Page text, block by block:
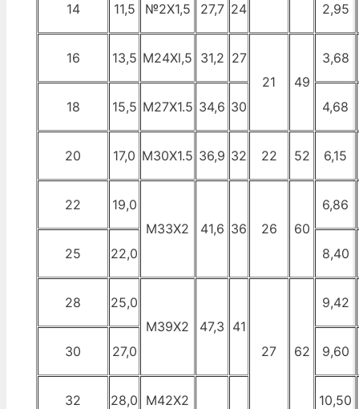
14 11,5 №2X1,5 27,7 24 2,95
16 13,5 M24Xl,5 31,2 27
21
49
3,68
18 15,5 М27Х1.5 34,6 30 4,68
20 17,0 М30Х1.5 36,9 32 22 52 6,15
22
19,0
МЗЗХ2
41,6 36 26 60
6,86
25 22,0 8,40
28
25,0
М39Х2
47,3 41
27
62
9,42
30 27,0 9,60
32 28,0 М42Х2 10,50